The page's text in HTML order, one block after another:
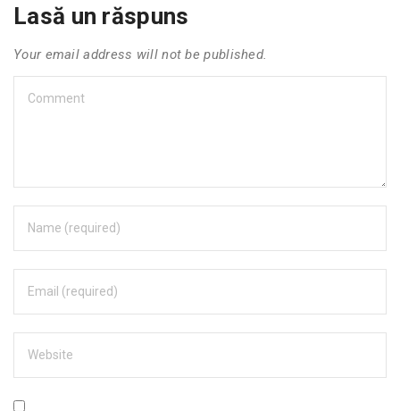
Lasă un răspuns
Your email address will not be published.